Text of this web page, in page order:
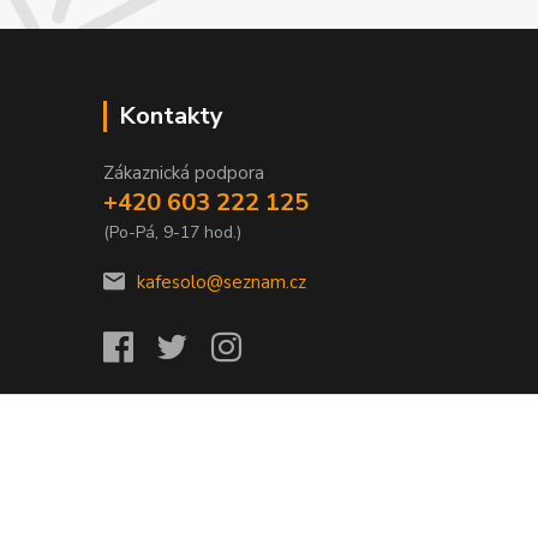
Kontakty
Zákaznická podpora
+420 603 222 125
(Po-Pá, 9-17 hod.)
kafesolo@seznam.cz